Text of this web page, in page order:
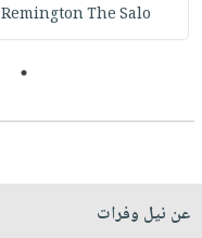
Remington The Salo
1
عن نيل وفرات